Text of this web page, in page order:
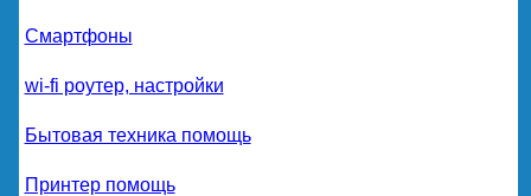
Смартфоны
wi-fi роутер, настройки
Бытовая техника помощь
Принтер помощь